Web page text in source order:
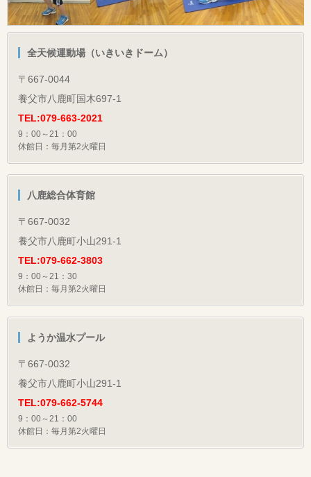
全天候運動場（いきいきドーム）
〒667-0044
養父市八鹿町国木697-1
TEL:079-663-2021
9：00～21：00
休館日：毎月第2火曜日
八鹿総合体育館
〒667-0032
養父市八鹿町小山291-1
TEL:079-662-3803
9：00～21：30
休館日：毎月第2火曜日
ようか温水プール
〒667-0032
養父市八鹿町小山291-1
TEL:079-662-5744
9：00～21：00
休館日：毎月第2火曜日